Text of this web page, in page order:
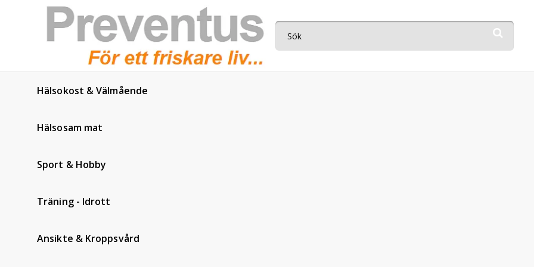
Hälsokost & Välmående
Hälsosam mat
Sport & Hobby
Träning - Idrott
Ansikte & Kroppsvård